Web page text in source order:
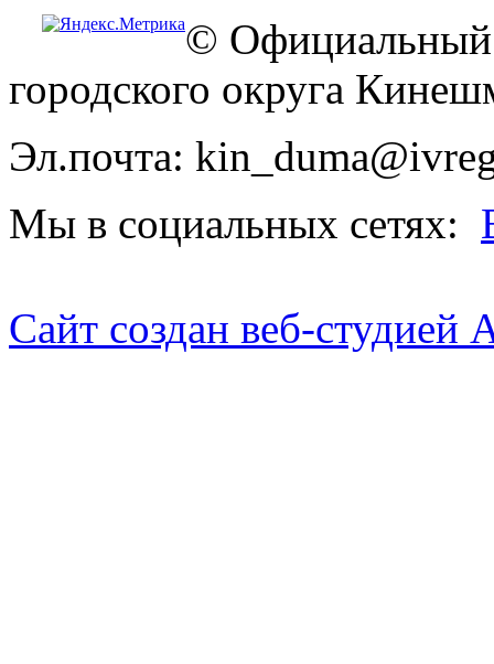
© Официальный
городского округа
Эл.почта:
Мы в социальных сетях:
Сайт создан веб-студией